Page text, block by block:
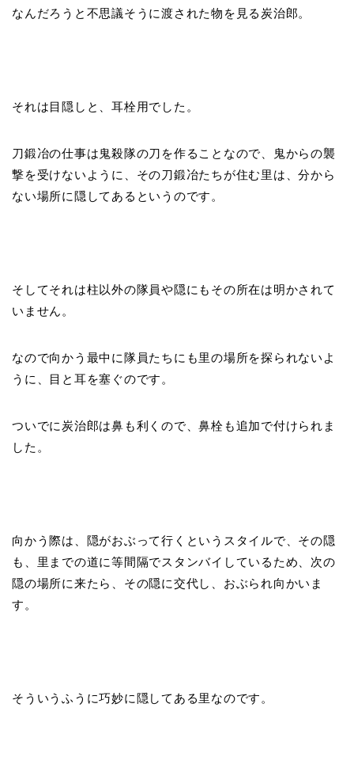
なんだろうと不思議そうに渡された物を見る炭治郎。
それは目隠しと、耳栓用でした。
刀鍛冶の仕事は鬼殺隊の刀を作ることなので、鬼からの襲
撃を受けないように、その刀鍛冶たちが住む里は、分から
ない場所に隠してあるというのです。
そしてそれは柱以外の隊員や隠にもその所在は明かされて
いません。
なので向かう最中に隊員たちにも里の場所を探られないよ
うに、目と耳を塞ぐのです。
ついでに炭治郎は鼻も利くので、鼻栓も追加で付けられま
した。
向かう際は、隠がおぶって行くというスタイルで、その隠
も、里までの道に等間隔でスタンバイしているため、次の
隠の場所に来たら、その隠に交代し、おぶられ向かいま
す。
そういうふうに巧妙に隠してある里なのです。